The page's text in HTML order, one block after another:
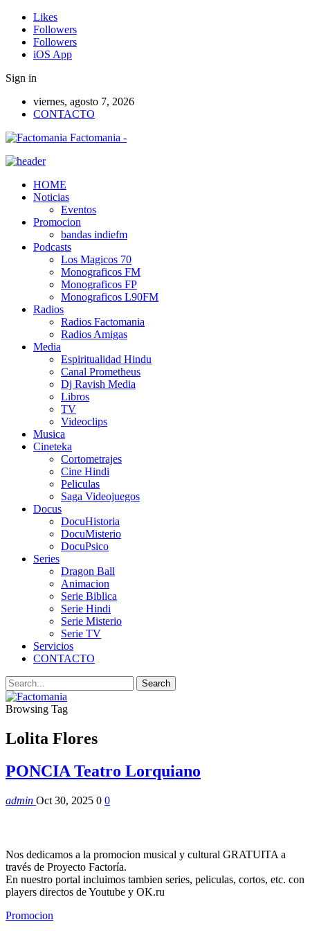
Likes
Followers
Followers
iOS App
Sign in
viernes, agosto 7, 2026
CONTACTO
Factomania -
HOME
Noticias
Eventos
Promocion
bandas indiefm
Podcasts
Los Magicos 70
Monograficos FM
Monograficos FP
Monograficos L90FM
Radios
Radios Factomania
Radios Amigas
Media
Espiritualidad Hindu
Canal Prometheus
Dj Ravish Media
Libros
TV
Videoclips
Musica
Cineteka
Cortometrajes
Cine Hindi
Peliculas
Saga Videojuegos
Docus
DocuHistoria
DocuMisterio
DocuPsico
Series
Dragon Ball
Animacion
Serie Biblica
Serie Hindi
Serie Misterio
Serie TV
Servicios
CONTACTO
Browsing Tag
Lolita Flores
PONCIA Teatro Lorquiano
admin Oct 30, 2025 0 0
Nos dedicamos a la promocion musical y cultural GRATUITA a
través de Proyecto Factoría.
En nuestro portal incluimos tambien series, peliculas, cortos, etc. con
players directos de Youtube y OK.ru
Promocion